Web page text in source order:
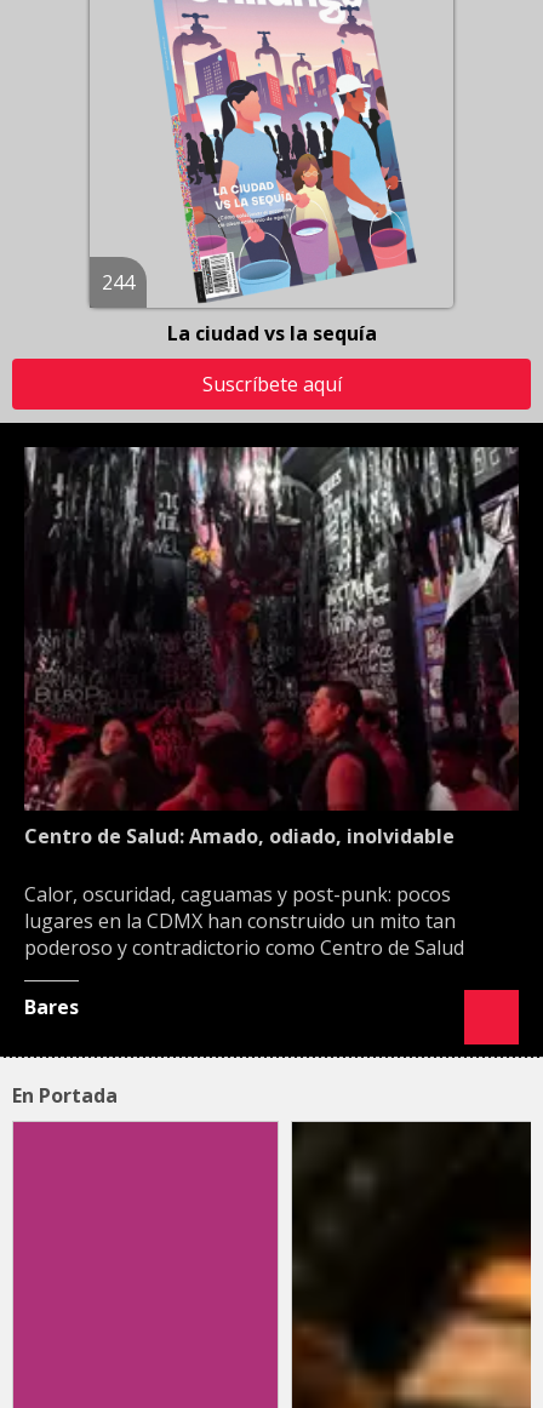
244
La ciudad vs la sequía
Suscríbete aquí
Centro de Salud: Amado, odiado, inolvidable
Calor, oscuridad, caguamas y post-punk: pocos
lugares en la CDMX han construido un mito tan
poderoso y contradictorio como Centro de Salud
Bares
En Portada